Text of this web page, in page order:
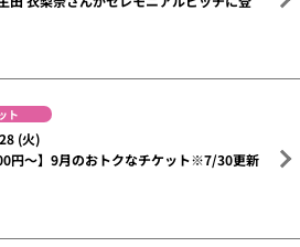
ト
(火)
円～】9月のおトクなチケット※7/30更新